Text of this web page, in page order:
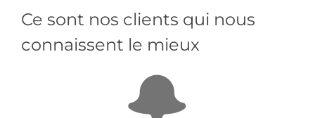
Ce sont nos clients qui nous
connaissent le mieux